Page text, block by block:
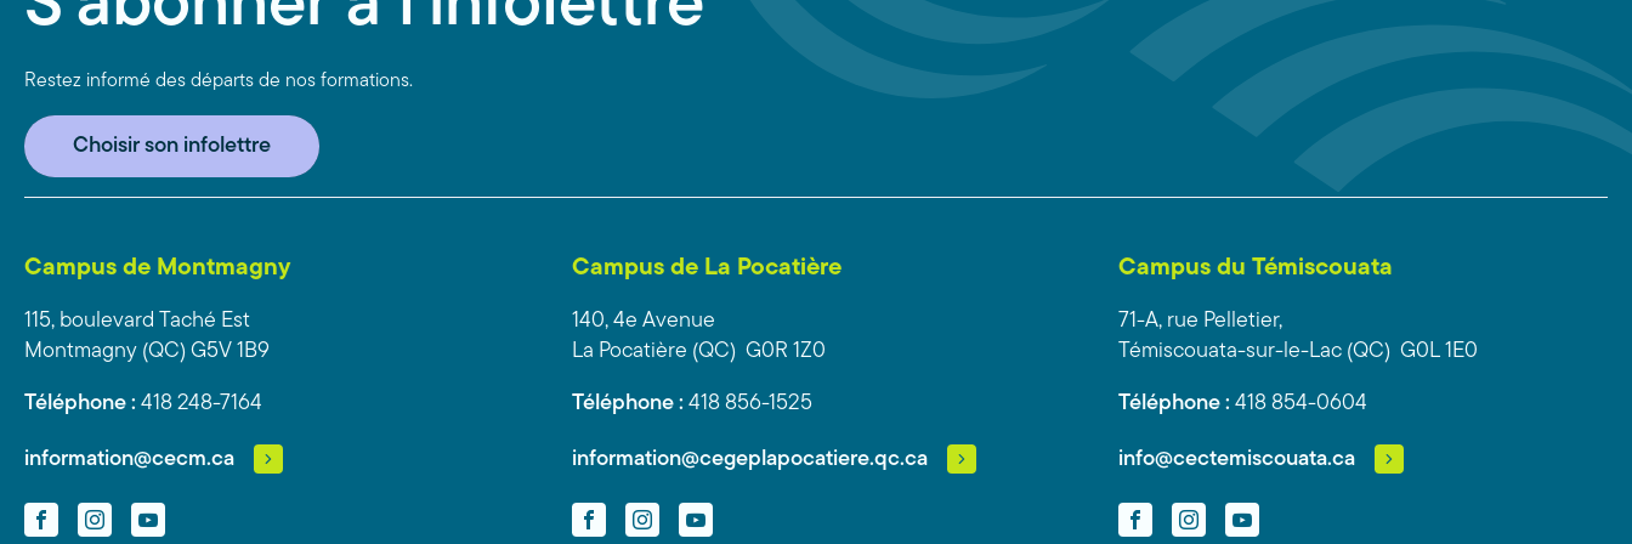
Restez informé des départs de nos formations.
Choisir son infolettre
Campus de Montmagny
115, boulevard Taché Est
Montmagny (QC) G5V 1B9
Téléphone : 418 248-7164
information@cecm.ca
FacebookInstagramYouTube
Campus de La Pocatière
140, 4e Avenue
La Pocatière (QC) G0R 1Z0
Téléphone : 418 856-1525
information@cegeplapocatiere.qc.ca
FacebookInstagramYouTube
Campus du Témiscouata
71-A, rue Pelletier,
Témiscouata-sur-le-Lac (QC) G0L 1E0
Téléphone : 418 854-0604
info@cectemiscouata.ca
FacebookInstagramYouTube